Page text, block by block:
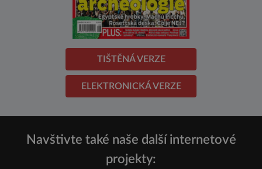
TIŠTĚNÁ VERZE
ELEKTRONICKÁ VERZE
Navštivte také naše další internetové
projekty: